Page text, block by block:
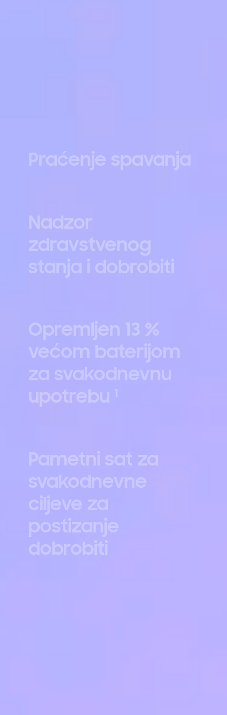
Praćenje spavanja
zdravstvenog
stanja i dobrobiti
Opremljen 13 %
većom baterijom
za svakodnevnu
upotrebu
Pametni sat za
svakodnevne
ciljeve za
postizanje
dobrobiti